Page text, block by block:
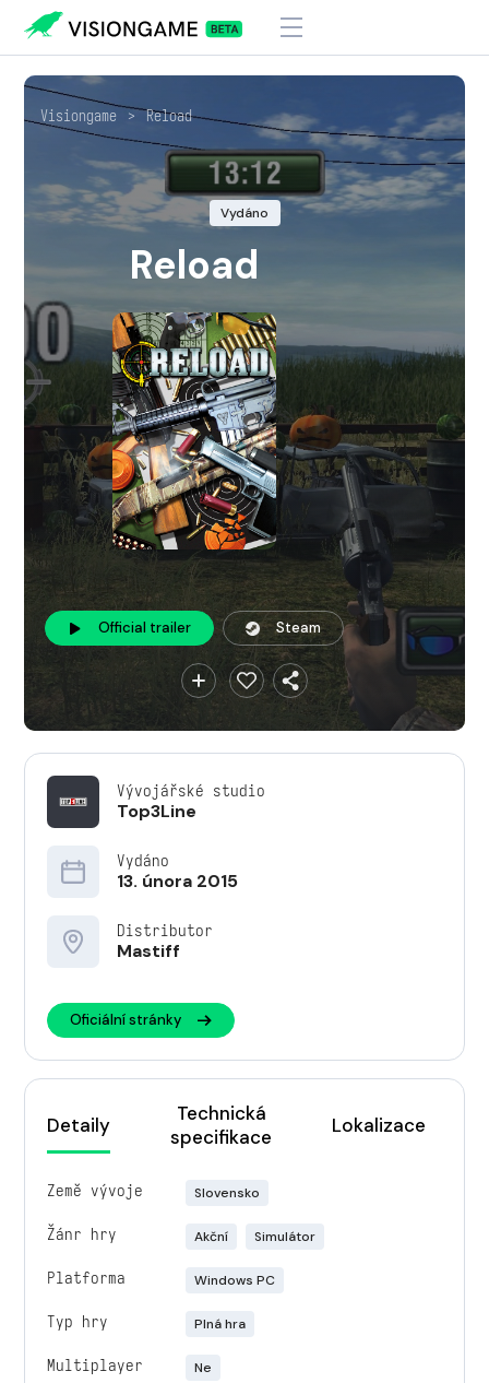
Visiongame > Reload
Vydáno
Reload
Official trailer Steam
Vývojářské studio
Top3Line
Vydáno
13. února 2015
Distributor
Mastiff
Oficiální stránky
Detaily
Technická
specifikace
Lokalizace
Země vývoje Slovensko
Žánr hry Akční Simulátor
Platforma Windows PC
Typ hry Plná hra
Multiplayer Ne